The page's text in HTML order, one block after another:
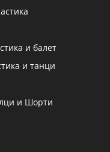
и балет
и танци
и Шорти